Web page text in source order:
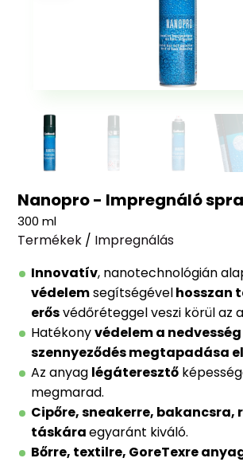
Nanopro - Impregnáló
300 ml
Termékek / Impregnálás
Innovatív, nanotechnológián
védelemsegítségévelhosszan
erősvédőréteggel veszi körül az
Hatékonyvédelem a nedvesség
szennyeződés megtapadása
Az anyag légáteresztő
megmarad.
Cipőre, sneakerre, bakancsra,
táskáraegyaránt kiváló.
Bőrre, textilre, GoreTexre